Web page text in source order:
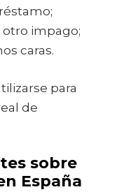
impago;
caras.
para
de
sobre
España